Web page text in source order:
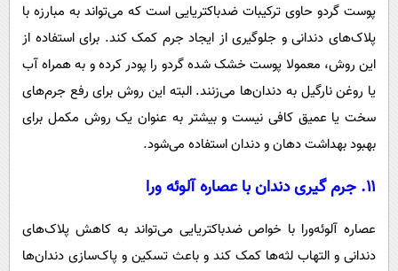
پوست گردو حاوی ترکیبات ضدباکتریایی است که می‌تواند به مبارزه با
پلاک‌های دندانی و جلوگیری از ایجاد جرم کمک کند. برای استفاده از
این روش، معمولا پوست خشک شده گردو را پودر کرده و به همراه آب
یا روغن نارگیل به دندان‌ها می‌زنند. البته این روش برای رفع جرم‌های
سخت یا عمیق کافی نیست و بیشتر به عنوان یک روش مکمل برای
بهبود بهداشت دهان و دندان استفاده می‌شود.
۱۱. جرم گیری دندان با عصاره آلوئه ورا
عصاره آلوئه‌ورا با خواص ضدباکتریایی می‌تواند به کاهش پلاک‌های
دندانی و التهاب لثه‌ها کمک کند و باعث تسکین و پاک‌سازی دندان‌ها